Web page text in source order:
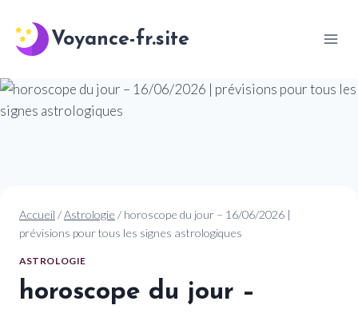
contenu
Voyance-fr.site
Accueil /Astrologie / horoscope du jour – 16/06/2026 |
prévisions pour tous les signes astrologiques
ASTROLOGIE
horoscope du jour –